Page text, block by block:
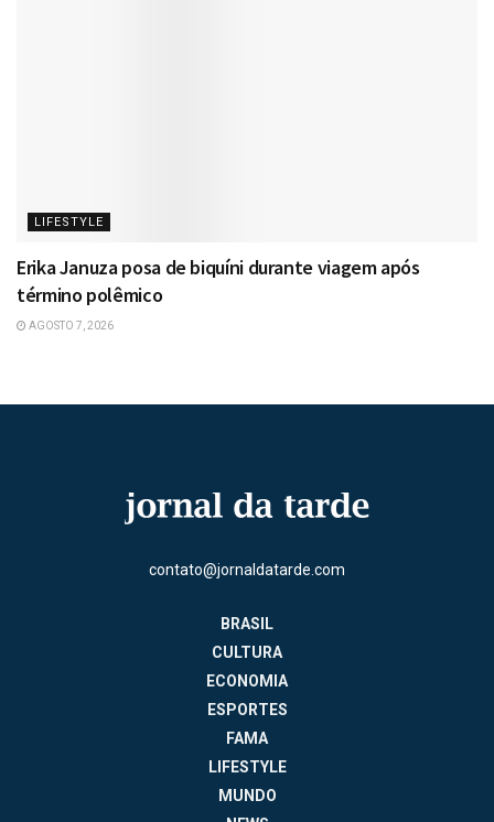
LIFESTYLE
Erika Januza posa de biquíni durante viagem após
término polêmico
AGOSTO 7, 2026
contato@jornaldatarde.com
BRASIL
CULTURA
ECONOMIA
ESPORTES
FAMA
LIFESTYLE
MUNDO